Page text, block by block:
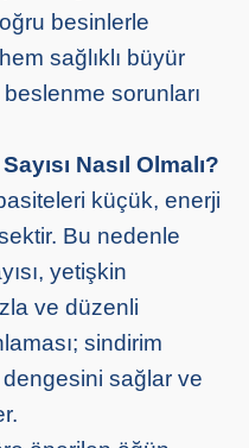
besinlerle
sağlıklı büyür
sorunları
Nasıl Olmalı?
küçük, enerji
Bu nedenle
yetişkin
ve düzenli
sindirim
dengesini sağlar ve